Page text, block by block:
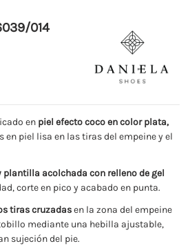
014
en piel efecto coco en color plata,
piel lisa en las tiras del empeine y el
plantilla acolchada con relleno de gel
corte en pico y acabado en punta.
tiras cruzadasen la zona del empeine
mediante una hebilla ajustable,
sujeción del pie.